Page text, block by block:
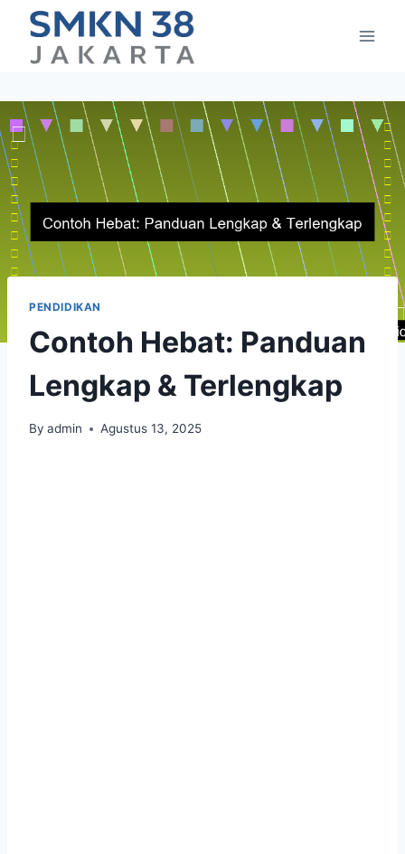
content
PENDIDIKAN
Contoh Hebat: Panduan
Lengkap & Terlengkap
By admin Agustus 13, 2025